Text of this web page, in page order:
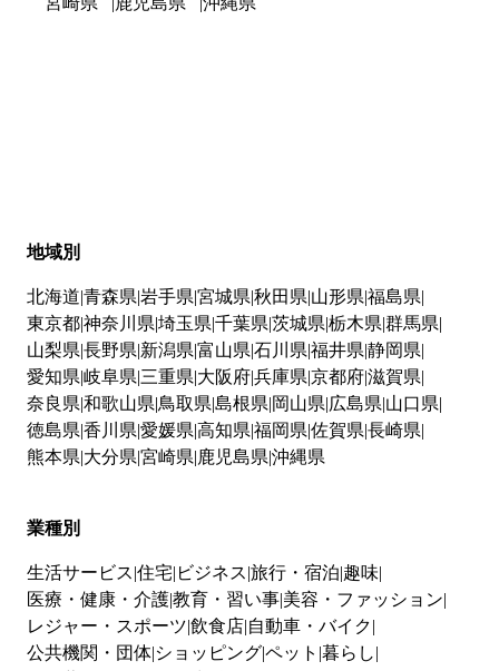
地域別
北海道 青森県 岩手県 宮城県 秋田県 山形県 福島県
東京都神奈川県 埼玉県 千葉県 茨城県 栃木県 群馬県
山梨県 長野県 新潟県 富山県 石川県 福井県 静岡県
愛知県 岐阜県 三重県 大阪府兵庫県 京都府滋賀県
奈良県 和歌山県 鳥取県 島根県 岡山県 広島県 山口県
徳島県 香川県 愛媛県 高知県 福岡県 佐賀県 長崎県
熊本県 大分県 宮崎県 鹿児島県 沖縄県
業種別
生活サービス 住宅 ビジネス 旅行・宿泊 趣味
医療・健康・介護教育・習い事 美容・ファッション
レジャー・スポーツ 飲食店 自動車・バイク
公共機関・団体 ショッピングペット 暮らし